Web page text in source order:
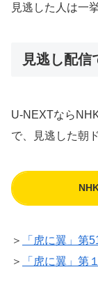
見逃した人は一
見逃し配信
U-NEXTなら
で、見逃した朝
＞
「虎に翼」第
＞
「虎に翼」第